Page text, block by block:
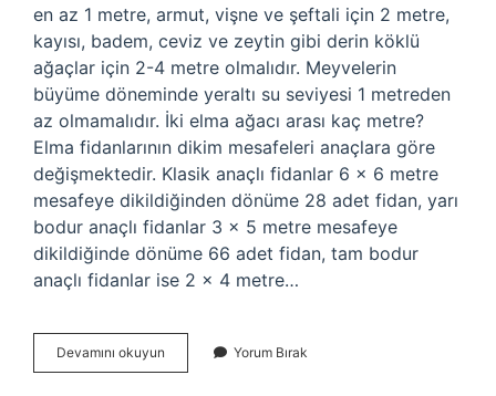
en az 1 metre, armut, vişne ve şeftali için 2 metre,
kayısı, badem, ceviz ve zeytin gibi derin köklü
ağaçlar için 2-4 metre olmalıdır. Meyvelerin
büyüme döneminde yeraltı su seviyesi 1 metreden
az olmamalıdır. İki elma ağacı arası kaç metre?
Elma fidanlarının dikim mesafeleri anaçlara göre
değişmektedir. Klasik anaçlı fidanlar 6 x 6 metre
mesafeye dikildiğinden dönüme 28 adet fidan, yarı
bodur anaçlı fidanlar 3 x 5 metre mesafeye
dikildiğinde dönüme 66 adet fidan, tam bodur
anaçlı fidanlar ise 2 x 4 metre…
Devamını okuyun
Ağaçları
Yorum Bırak